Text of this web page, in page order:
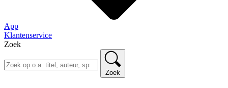
App
Klantenservice
Zoek
Zoek